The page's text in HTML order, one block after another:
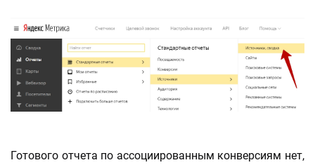
Готового отчета по ассоциированным конверсиям нет,